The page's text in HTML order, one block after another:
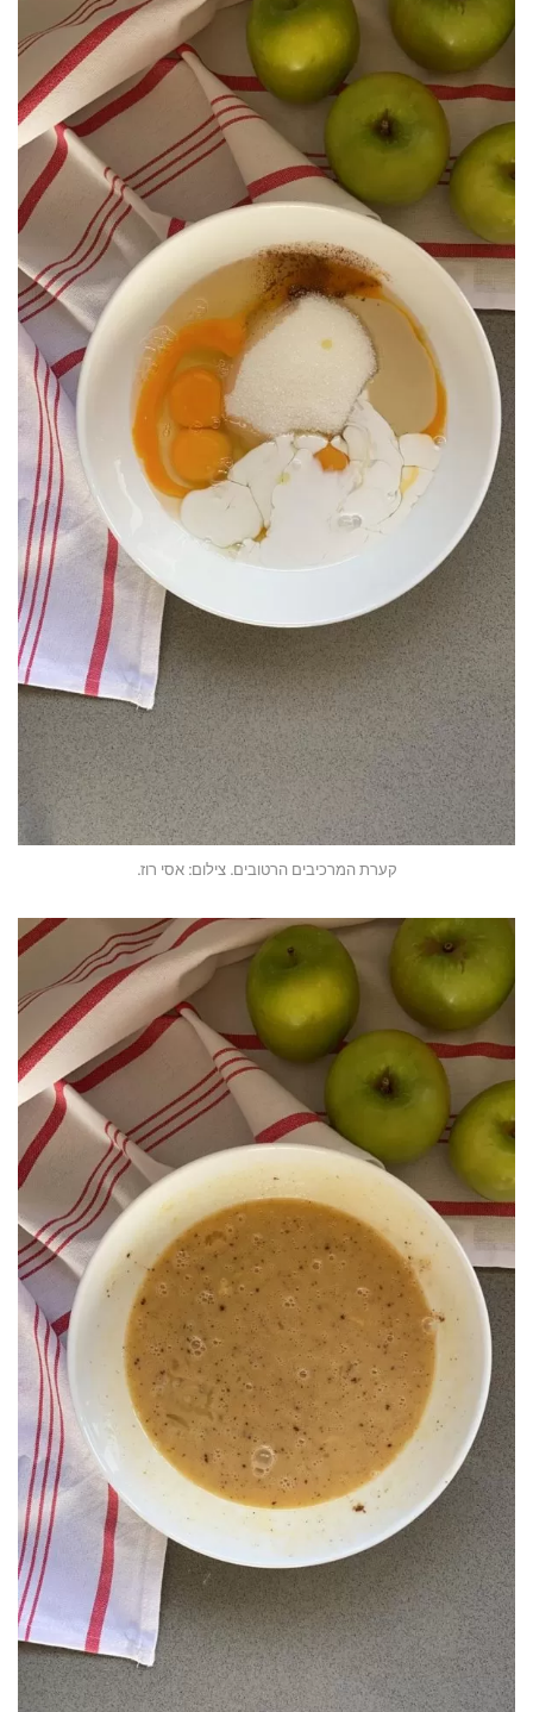
קערת המרכיבים הרטובים. צילום: אסי רוז.